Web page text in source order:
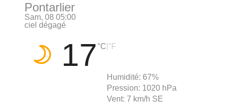
Pontarlier
Sam, 08 05:00
ciel dégagé
17 °C °F
Humidité: 67%
Pression: 1020 hPa
Vent: 7 km/h SE